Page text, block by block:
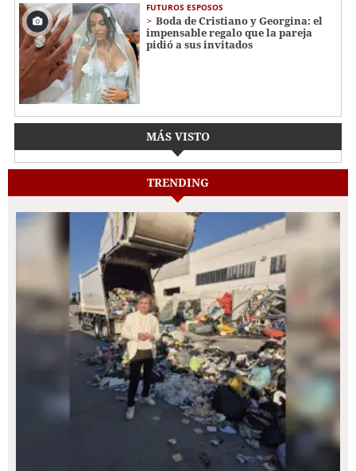
FUTUROS ESPOSOS
Boda de Cristiano y Georgina: el
impensable regalo que la pareja
pidió a sus invitados
MÁS VISTO
TRENDING